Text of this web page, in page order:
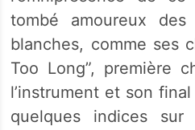
tombé amoureux
blanches, comme ses
Too Long”, première
l’instrument et son
quelques indices sur